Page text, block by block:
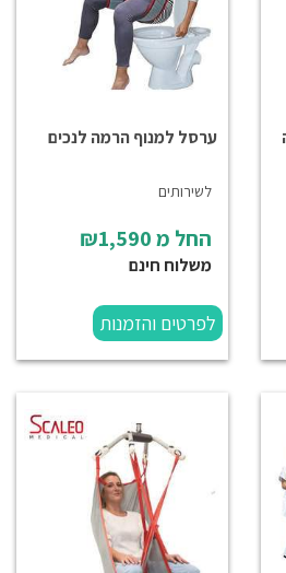
ערסל למנוף הרמה לנכים
לשירותים
החל מ
משלוח חינם
לפרטים והזמנות